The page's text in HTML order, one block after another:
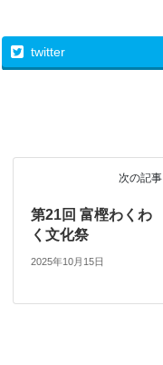
twitter
次の記事
第21回 富樫わくわ
く文化祭
2025年10月15日